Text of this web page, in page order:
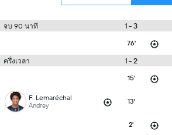
จบ 90 นาที 1 - 3
76'
ครึ่งเวลา 1 - 2
15'
F. Lemaréchal
Andrey 13'
2'